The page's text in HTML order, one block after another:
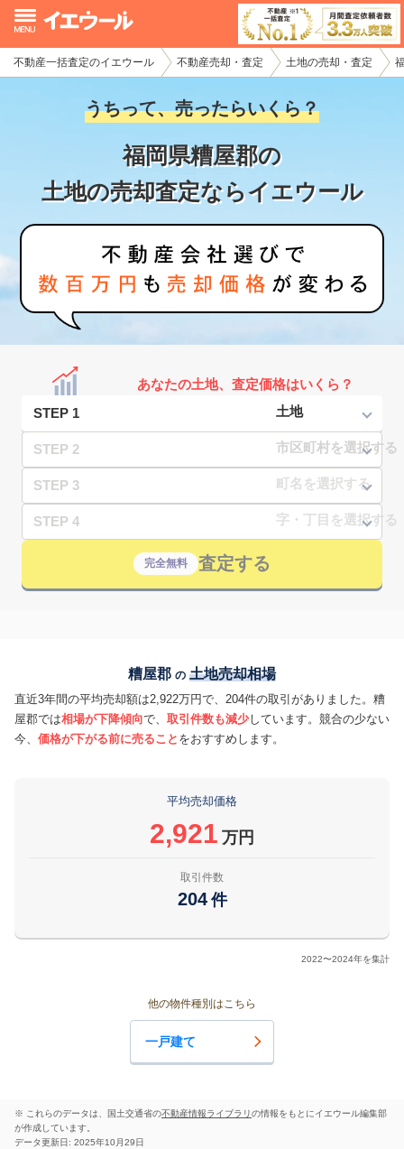
不動産一括査定のイエウール 不動産売却・査定 土地の売却・査定
うちって、売ったらいくら？
福岡県糟屋郡の
土地の売却査定ならイエウール
あなたの土地、査定価格はいくら？
STEP 1
STEP 2
STEP 3
STEP 4
完全無料 査定する
糟屋郡 の 土地売却相場
直近3年間の平均売却額は2,922万円で、204件の取引がありました。糟
屋郡では相場が下降傾向で、 取引件数も減少しています。競合の少ない
今、 価格が下がる前に売ること をおすすめします。
平均売却価格
2,921 万円
取引件数
204 件
2022〜2024年を集計
他の物件種別はこちら
一戸建て
※ これらのデータは、国土交通省の不動産情報ライブラリの情報をもとにイエウール編集部
が作成しています。
データ更新日: 2025年10月29日
イエウール加盟希望の不動産会社様
初めての方へ
不動産売却の流れ
不動産の売却・一括査定
家査定シミュレーター
お問い合わせ